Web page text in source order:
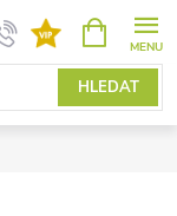
HLEDAT
NÁKUPNÍ
KOŠÍK